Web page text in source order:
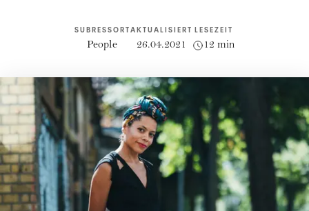
SUBRESSORT
People
AKTUALISIERT
26.04.2021
LESEZEIT
12 min